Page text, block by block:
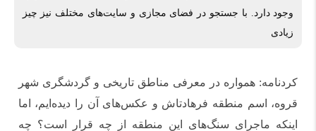
وجود دارد. با جستجو در فضای مجازی و سایت‌های مختلف نیز چیز
زیادی
کردنامه: همواره در معرفی مناطق تاریخی و گردشگری شهر
قروه، اسم منطقه فرهادتاش و عکس‌های آن را دیده‌ایم، اما
اینکه ماجرای سنگ‌های این منطقه از چه قرار است؟ چه